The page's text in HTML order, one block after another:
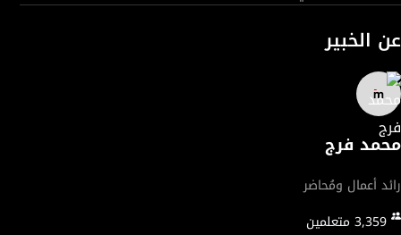
عن الخبير
محمد فرج
رائد أعمال ومُحاضر
3,359متعلمين